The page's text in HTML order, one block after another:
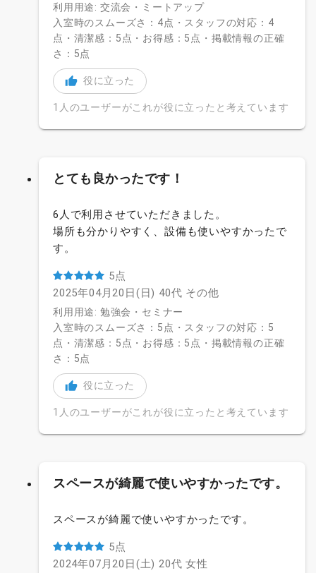
利用用途: 交流会・ミートアップ
入室時のスムーズさ：4点・スタッフの対応：4
点・清潔感：5点・お得感：5点・掲載情報の正確
さ：5点
役に立った
1人のユーザーがこれが役に立ったと考えています
とても良かったです！
6人で利用させていただきました。
場所も分かりやすく、設備も使いやすかったで
す。
5点
2025年04月20日(日) 40代 その他
利用用途: 勉強会・セミナー
入室時のスムーズさ：5点・スタッフの対応：5
点・清潔感：5点・お得感：5点・掲載情報の正確
さ：5点
役に立った
1人のユーザーがこれが役に立ったと考えています
スペースが綺麗で使いやすかったです。
スペースが綺麗で使いやすかったです。
5点
2024年07月20日(土) 20代 女性